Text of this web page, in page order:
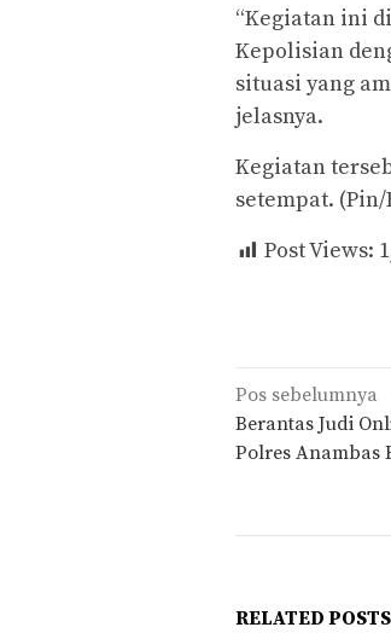
“Kegiatan ini
Kepolisian
situasi yang
jelasnya.
Kegiatan
setempat. (Pin/
Post Views:
Navigasi
pos
Pos sebelumnya
Berantas Judi
Polres Anambas
RELATED POSTS